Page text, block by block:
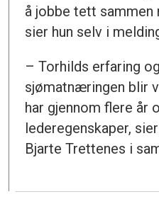
å jobbe tett sammen
sier hun selv i
– Torhilds erfaring
sjømatnæringen blir
har gjennom flere år
lederegenskaper,
Bjarte Trettenes i